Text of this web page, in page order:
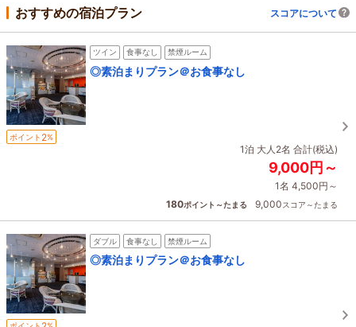
おすすめの宿泊プラン スコアについて
ツイン 食事なし 禁煙ルーム
◎素泊まりプラン＠お食事なし
ポイント 2%
1泊 大人2名 合計(税込)
9,000円～
1名 4,500円～
180ポイント～たまる 9,000スコア～たまる
ダブル 食事なし 禁煙ルーム
◎素泊まりプラン＠お食事なし